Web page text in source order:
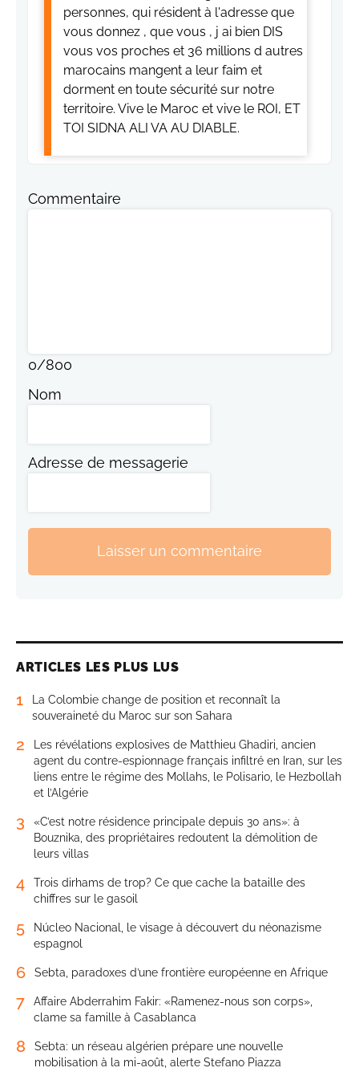
personnes, qui résident à l'adresse que
vous donnez , que vous , j ai bien DIS
vous vos proches et 36 millions d autres
marocains mangent a leur faim et
dorment en toute sécurité sur notre
territoire. Vive le Maroc et vive le ROI, ET
TOI SIDNA ALI VA AU DIABLE.
Commentaire
0/800
Nom
Adresse de messagerie
Laisser un commentaire
ARTICLES LES PLUS LUS
1
La Colombie change de position et reconnaît la
souveraineté du Maroc sur son Sahara
2
Les révélations explosives de Matthieu Ghadiri, ancien
agent du contre-espionnage français infiltré en Iran, sur les
liens entre le régime des Mollahs, le Polisario, le Hezbollah
et l’Algérie
3
«C’est notre résidence principale depuis 30 ans»: à
Bouznika, des propriétaires redoutent la démolition de
leurs villas
4
Trois dirhams de trop? Ce que cache la bataille des
chiffres sur le gasoil
5
Núcleo Nacional, le visage à découvert du néonazisme
espagnol
6 Sebta, paradoxes d’une frontière européenne en Afrique
7
Affaire Abderrahim Fakir: «Ramenez-nous son corps»,
clame sa famille à Casablanca
8
Sebta: un réseau algérien prépare une nouvelle
mobilisation à la mi-août, alerte Stefano Piazza